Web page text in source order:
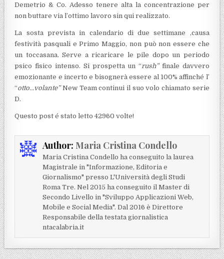
Demetrio & Co. Adesso tenere alta la concentrazione per
non buttare via l’ottimo lavoro sin qui realizzato.
La sosta prevista in calendario di due settimane ,causa
festività pasquali e Primo Maggio, non può non essere che
un toccasana. Serve a ricaricare le pile dopo un periodo
psico fisico intenso. Si prospetta un “rush”finale davvero
emozionante e incerto e bisognerà essere al 100% affinché l’
“otto…volante”New Team continui il suo volo chiamato serie
D.
Questo post é stato letto 42960 volte!
Author: Maria Cristina Condello
Maria Cristina Condello ha conseguito la laurea
Magistrale in "Informazione, Editoria e
Giornalismo" presso L'Università degli Studi
Roma Tre. Nel 2015 ha conseguito il Master di
Secondo Livello in "Sviluppo Applicazioni Web,
Mobile e Social Media". Dal 2016 è Direttore
Responsabile della testata giornalistica
ntacalabria.it